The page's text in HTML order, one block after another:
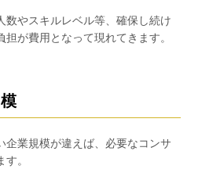
数やスキルレベル等、確保し続け
が費用となって現れてきます。
企業規模が違えば、必要なコンサ
。